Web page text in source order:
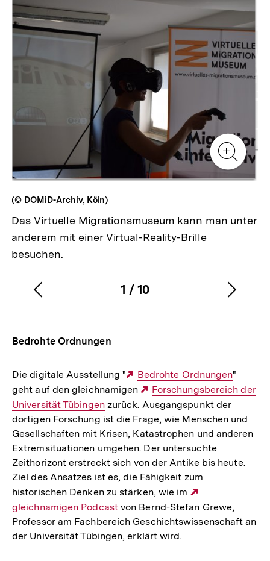
Inhaltskarussell
überspringen
Zur
Zur
Zur
Galerieansicht
(© DOMiD-Archiv, Köln)
Das Virtuelle Migrationsmuseum kann man unter
anderem mit einer Virtual-Reality-Brille
besuchen.
Karussellinhalt
1
von
/ 10
Vorherigen
anzeigen
Bedrohte Ordnungen
Die digitale Ausstellung "
Externer
Link:
Bedrohte Ordnungen"
geht auf den gleichnamigen
Externer
Link:
Forschungsbereich der
Universität Tübingenzurück. Ausgangspunkt der
dortigen Forschung ist die Frage, wie Menschen und
Gesellschaften mit Krisen, Katastrophen und anderen
Extremsituationen umgehen. Der untersuchte
Zeithorizont erstreckt sich von der Antike bis heute.
Ziel des Ansatzes ist es, die Fähigkeit zum
historischen Denken zu stärken, wie im
Link:
gleichnamigen Podcastvon Bernd-Stefan Grewe,
Professor am Fachbereich Geschichtswissenschaft an
der Universität Tübingen, erklärt wird.